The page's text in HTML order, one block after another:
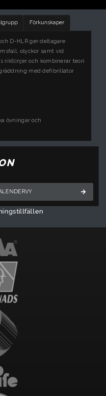
Förkunskaper
D-HLR ger deltagare
olyckor samt vid
riktlinjer och kombinerar teori
med defibrillator
övningar och